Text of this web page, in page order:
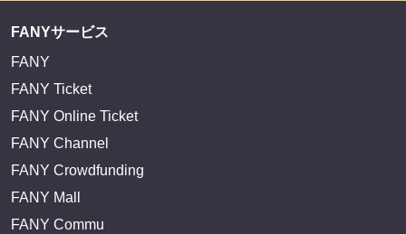
FANYサービス
FANY
FANY Ticket
FANY Online Ticket
FANY Channel
FANY Crowdfunding
FANY Mall
FANY Commu